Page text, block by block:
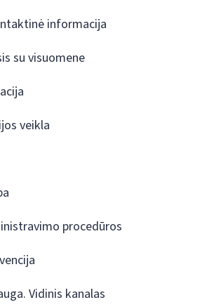
informacija
su visuomene
veikla
procedūros
Vidinis kanalas